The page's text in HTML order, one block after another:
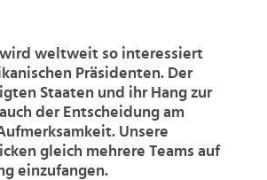
wird weltweit so interessiert
Präsidenten. Der
Staaten und ihr Hang zur
der Entscheidung am
Unsere
gleich mehrere Teams auf
einzufangen.